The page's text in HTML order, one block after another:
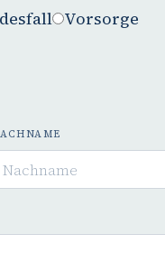
Vorsorge